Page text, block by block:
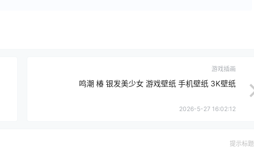
游戏插画
鸣潮 椿 银发美少女 游戏壁纸 手机壁纸 3K壁纸
2026-5-27 16:02:12
提示标题